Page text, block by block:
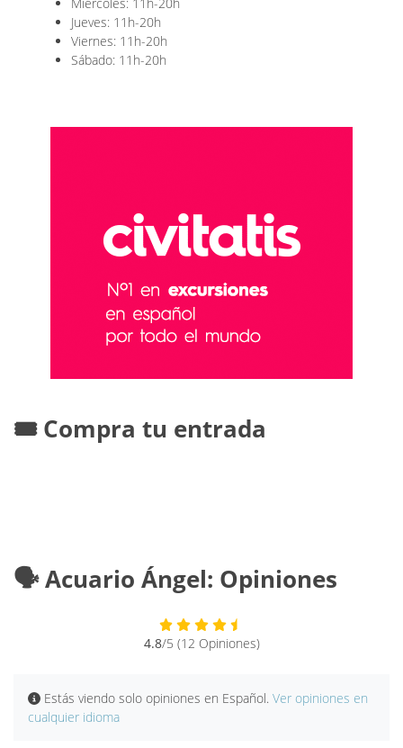
Jueves: 11h-20h
Viernes: 11h-20h
Sábado: 11h-20h
🎟️ Compra tu entrada
🗣️ Acuario Ángel: Opiniones
4.8/5 (12 Opiniones)
Estás viendo solo opiniones en Español. Ver opiniones en
cualquier idioma